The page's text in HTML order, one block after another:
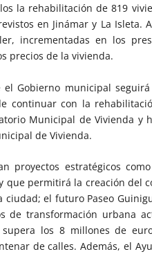
la rehabilitación de 819
en Jinámar y La Isleta.
incrementadas en los
precios de la vivienda.
Gobierno municipal
continuar con la
Municipal de Vivienda y
de Vivienda.
proyectos estratégicos
que permitirá la creación del
el futuro Paseo
de transformación urbana
los 8 millones de
de calles. Además, el